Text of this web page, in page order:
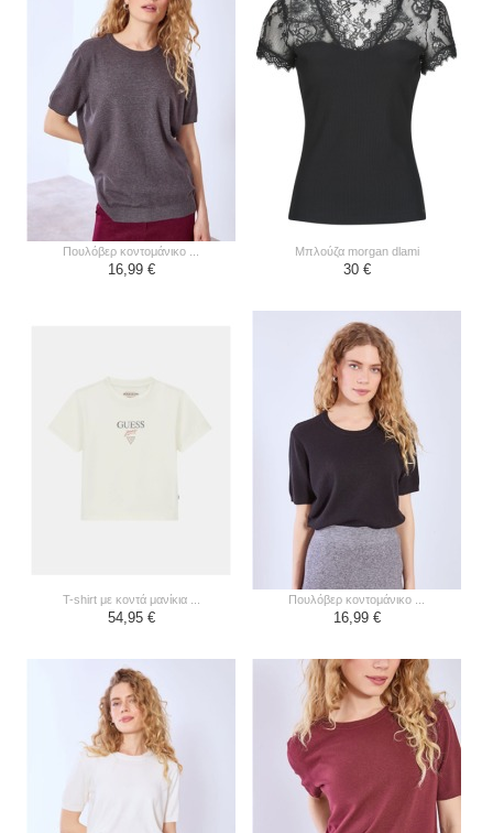
πουλόβερ κοντομάνικο ...
16,99 €
μπλούζα morgan dlami
30 €
t-shirt με κοντά μανίκια ...
54,95 €
πουλόβερ κοντομάνικο ...
16,99 €